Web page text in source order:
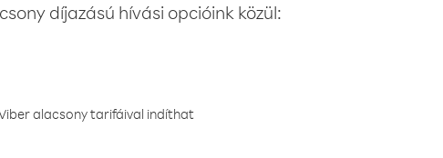
díjazású hívási opcióink közül:
alacsony tarifáival indíthat